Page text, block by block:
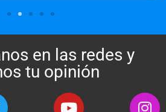
en las redes y
tu opinión